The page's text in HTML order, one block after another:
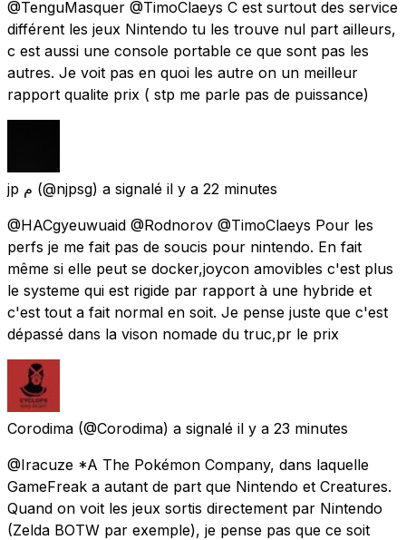
@TenguMasquer @TimoClaeys C est surtout des service
différent les jeux Nintendo tu les trouve nul part ailleurs,
c est aussi une console portable ce que sont pas les
autres. Je voit pas en quoi les autre on un meilleur
rapport qualite prix ( stp me parle pas de puissance)
jp ﻡ (@njpsg) a signalé il y a 22 minutes
@HACgyeuwuaid @Rodnorov @TimoClaeys Pour les
perfs je me fait pas de soucis pour nintendo. En fait
même si elle peut se docker,joycon amovibles c'est plus
le systeme qui est rigide par rapport à une hybride et
c'est tout a fait normal en soit. Je pense juste que c'est
dépassé dans la vison nomade du truc,pr le prix
Corodima (@Corodima) a signalé il y a 23 minutes
@Iracuze *A The Pokémon Company, dans laquelle
GameFreak a autant de part que Nintendo et Creatures.
Quand on voit les jeux sortis directement par Nintendo
(Zelda BOTW par exemple), je pense pas que ce soit